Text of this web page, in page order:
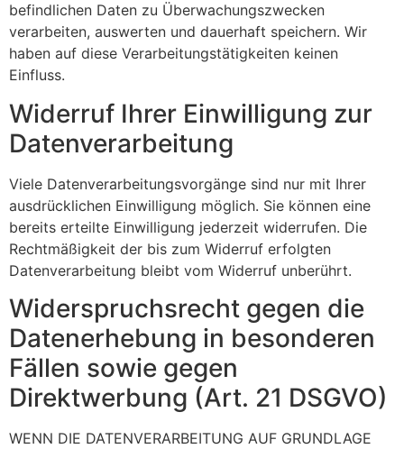
befindlichen Daten zu Überwachungszwecken
verarbeiten, auswerten und dauerhaft speichern. Wir
haben auf diese Verarbeitungstätigkeiten keinen
Einfluss.
Widerruf Ihrer Einwilligung zur
Datenverarbeitung
Viele Datenverarbeitungsvorgänge sind nur mit Ihrer
ausdrücklichen Einwilligung möglich. Sie können eine
bereits erteilte Einwilligung jederzeit widerrufen. Die
Rechtmäßigkeit der bis zum Widerruf erfolgten
Datenverarbeitung bleibt vom Widerruf unberührt.
Widerspruchsrecht gegen die
Datenerhebung in besonderen
Fällen sowie gegen
Direktwerbung (Art. 21 DSGVO)
WENN DIE DATENVERARBEITUNG AUF GRUNDLAGE